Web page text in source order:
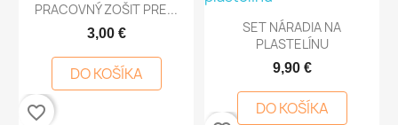
PRACOVNÝ ZOŠIT PRE...
3,00 €
DO KOŠÍKA
favorite_border
SET NÁRADIA NA
PLASTELÍNU
9,90 €
DO KOŠÍKA